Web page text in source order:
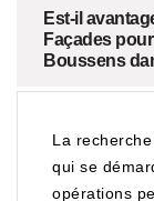
Est-il
Façades
Boussens
La
qui se
opérations